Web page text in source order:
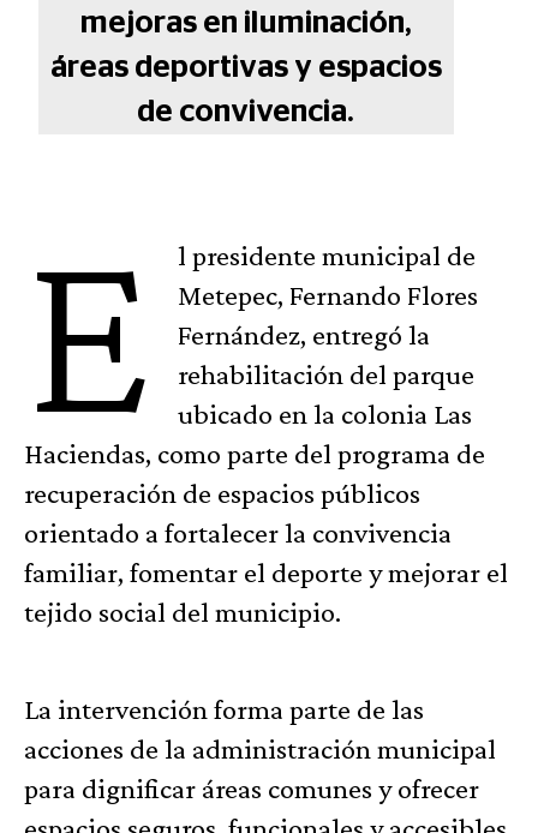
mejoras en iluminación,
áreas deportivas y espacios
de convivencia.
E
l presidente municipal de
Metepec, Fernando Flores
Fernández, entregó la
rehabilitación del parque
ubicado en la colonia Las
Haciendas, como parte del programa de
recuperación de espacios públicos
orientado a fortalecer la convivencia
familiar, fomentar el deporte y mejorar el
tejido social del municipio.
La intervención forma parte de las
acciones de la administración municipal
para dignificar áreas comunes y ofrecer